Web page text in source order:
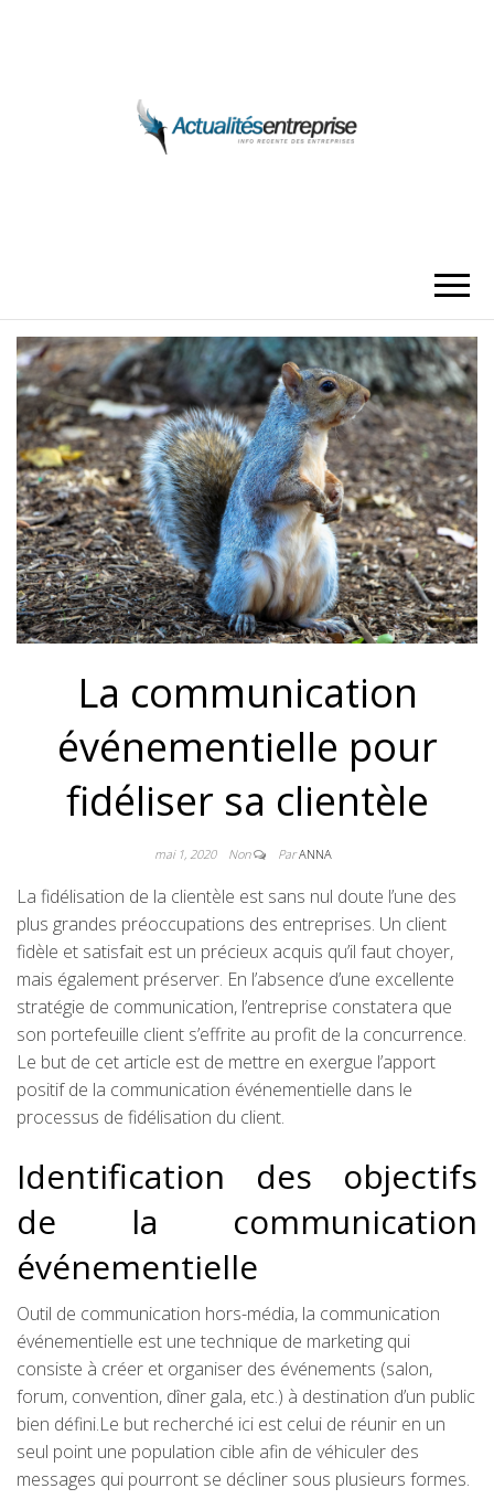
La communication
événementielle pour
fidéliser sa clientèle
mai 1, 2020 Non ParANNA
La fidélisation de la clientèle est sans nul doute l’une des
plus grandes préoccupations des entreprises. Un client
fidèle et satisfait est un précieux acquis qu’il faut choyer,
mais également préserver. En l’absence d’une excellente
stratégie de communication, l’entreprise constatera que
son portefeuille client s’effrite au profit de la concurrence.
Le but de cet article est de mettre en exergue l’apport
positif de la communication événementielle dans le
processus de fidélisation du client.
Identification des objectifs
de la communication
événementielle
Outil de communication hors-média, la communication
événementielle est une technique de marketing qui
consiste à créer et organiser des événements (salon,
forum, convention, dîner gala, etc.) à destination d’un public
bien défini.Le but recherché ici est celui de réunir en un
seul point une population cible afin de véhiculer des
messages qui pourront se décliner sous plusieurs formes.